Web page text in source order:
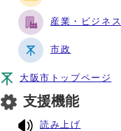
産業・ビジネス
市政
大阪市トップページ
支援機能
読み上げ